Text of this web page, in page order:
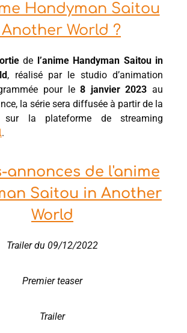
Handyman Saitou
World ?
de l’anime Handyman Saitou in
, réalisé par le studio d’animation
pour le8 janvier 2023 au
la série sera diffusée à partir de la
sur la plateforme de streaming
.
annonces de l'anime
Saitou in Another
World
Trailer du 09/12/2022
Premier teaser
Trailer